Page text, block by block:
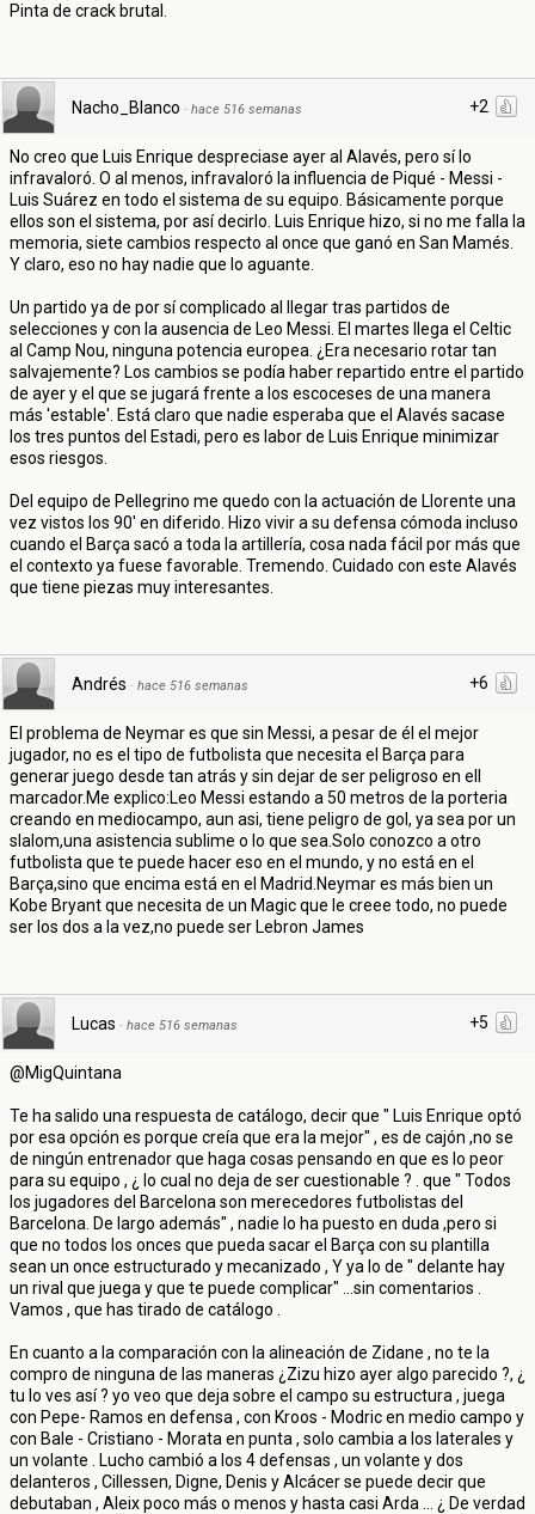
Pinta de crack brutal.
+2
Nacho_Blanco · hace 516 semanas
No creo que Luis Enrique despreciase ayer al Alavés, pero sí lo
infravaloró. O al menos, infravaloró la influencia de Piqué - Messi -
Luis Suárez en todo el sistema de su equipo. Básicamente porque
ellos son el sistema, por así decirlo. Luis Enrique hizo, si no me falla la
memoria, siete cambios respecto al once que ganó en San Mamés.
Y claro, eso no hay nadie que lo aguante.
Un partido ya de por sí complicado al llegar tras partidos de
selecciones y con la ausencia de Leo Messi. El martes llega el Celtic
al Camp Nou, ninguna potencia europea. ¿Era necesario rotar tan
salvajemente? Los cambios se podía haber repartido entre el partido
de ayer y el que se jugará frente a los escoceses de una manera
más 'estable'. Está claro que nadie esperaba que el Alavés sacase
los tres puntos del Estadi, pero es labor de Luis Enrique minimizar
esos riesgos.
Del equipo de Pellegrino me quedo con la actuación de Llorente una
vez vistos los 90' en diferido. Hizo vivir a su defensa cómoda incluso
cuando el Barça sacó a toda la artillería, cosa nada fácil por más que
el contexto ya fuese favorable. Tremendo. Cuidado con este Alavés
que tiene piezas muy interesantes.
+6
Andrés · hace 516 semanas
El problema de Neymar es que sin Messi, a pesar de él el mejor
jugador, no es el tipo de futbolista que necesita el Barça para
generar juego desde tan atrás y sin dejar de ser peligroso en ell
marcador.Me explico:Leo Messi estando a 50 metros de la porteria
creando en mediocampo, aun asi, tiene peligro de gol, ya sea por un
slalom,una asistencia sublime o lo que sea.Solo conozco a otro
futbolista que te puede hacer eso en el mundo, y no está en el
Barça,sino que encima está en el Madrid.Neymar es más bien un
Kobe Bryant que necesita de un Magic que le creee todo, no puede
ser los dos a la vez,no puede ser Lebron James
+5
Lucas · hace 516 semanas
@MigQuintana
Te ha salido una respuesta de catálogo, decir que " Luis Enrique optó
por esa opción es porque creía que era la mejor" , es de cajón ,no se
de ningún entrenador que haga cosas pensando en que es lo peor
para su equipo , ¿ lo cual no deja de ser cuestionable ? . que " Todos
los jugadores del Barcelona son merecedores futbolistas del
Barcelona. De largo además" , nadie lo ha puesto en duda ,pero si
que no todos los onces que pueda sacar el Barça con su plantilla
sean un once estructurado y mecanizado , Y ya lo de " delante hay
un rival que juega y que te puede complicar" ...sin comentarios .
Vamos , que has tirado de catálogo .
En cuanto a la comparación con la alineación de Zidane , no te la
compro de ninguna de las maneras ¿Zizu hizo ayer algo parecido ?, ¿
tu lo ves así ? yo veo que deja sobre el campo su estructura , juega
con Pepe- Ramos en defensa , con Kroos - Modric en medio campo y
con Bale - Cristiano - Morata en punta , solo cambia a los laterales y
un volante . Lucho cambió a los 4 defensas , un volante y dos
delanteros , Cillessen, Digne, Denis y Alcácer se puede decir que
debutaban , Aleix poco más o menos y hasta casi Arda ... ¿ De verdad